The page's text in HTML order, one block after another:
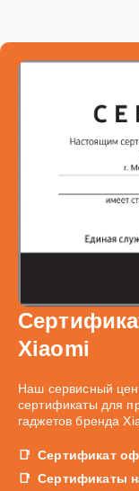
Xiaomi
Наш сервисный
сертификаты для
гаджетов бренда
Сертификат
Сертификаты